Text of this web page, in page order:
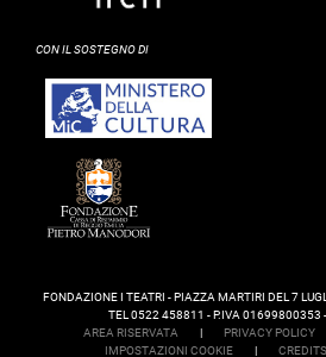
CON IL SOSTEGNO DI
FONDAZIONE I TEATRI - PIAZZA MARTIRI DEL 7
TEL 0522 458811 - P.IVA 01699800353
AREA RISERVATA
| PRIVACY POLICY
IMPOSTAZIONI COOKIE
| CREDITS